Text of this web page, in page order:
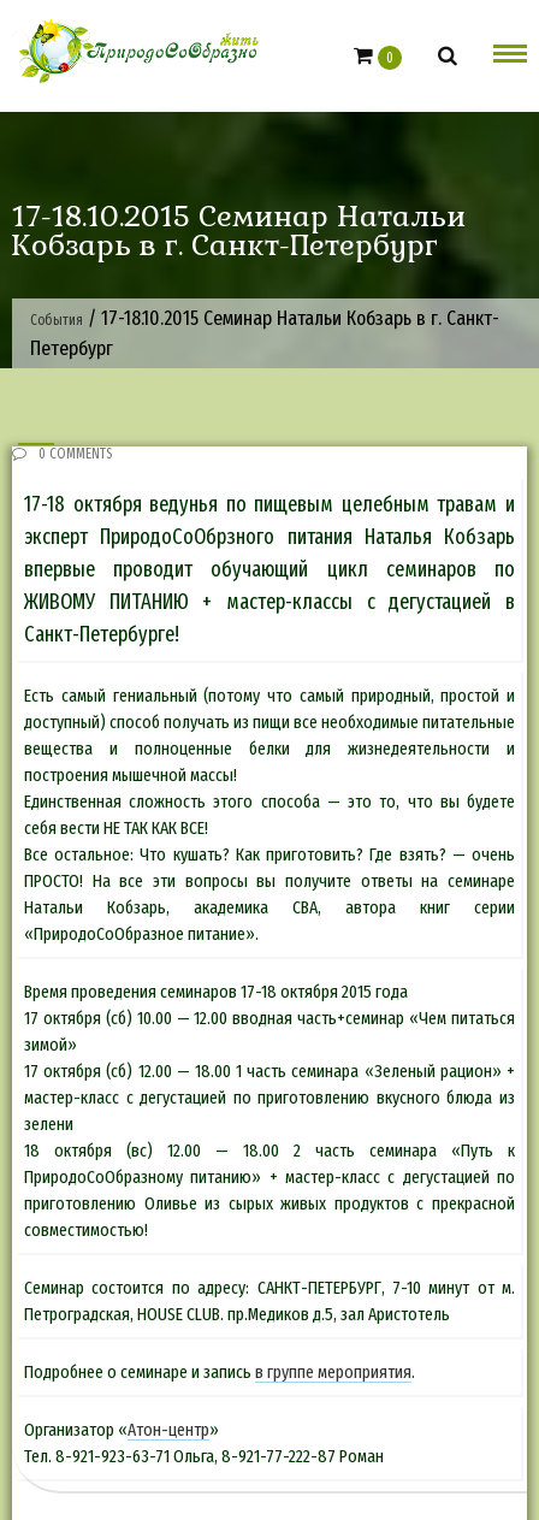
content
0
17-18.10.2015 Семинар Натальи
Кобзарь в г. Санкт-Петербург
События / 17-18.10.2015 Семинар Натальи Кобзарь в г. Санкт-
Петербург
0 COMMENTS
17-18 октября ведунья по пищевым целебным травам и
эксперт ПриродоСоОбрзного питания Наталья Кобзарь
впервые проводит обучающий цикл семинаров по
ЖИВОМУ ПИТАНИЮ + мастер-классы с дегустацией в
Санкт-Петербурге!
Есть самый гениальный (потому что самый природный, простой и
доступный) способ получать из пищи все необходимые питательные
вещества и полноценные белки для жизнедеятельности и
построения мышечной массы!
Единственная сложность этого способа — это то, что вы будете
себя вести НЕ ТАК КАК ВСЕ!
Все остальное: Что кушать? Как приготовить? Где взять? — очень
ПРОСТО! На все эти вопросы вы получите ответы на семинаре
Натальи Кобзарь, академика СВА, автора книг серии
«ПриродоСоОбразное питание».
Время проведения семинаров 17-18 октября 2015 года
17 октября (сб) 10.00 — 12.00 вводная часть+семинар «Чем питаться
зимой»
17 октября (сб) 12.00 — 18.00 1 часть семинара «Зеленый рацион» +
мастер-класс с дегустацией по приготовлению вкусного блюда из
зелени
18 октября (вс) 12.00 — 18.00 2 часть семинара «Путь к
ПриродоСоОбразному питанию» + мастер-класс с дегустацией по
приготовлению Оливье из сырых живых продуктов с прекрасной
совместимостью!
Семинар состоится по адресу: САНКТ-ПЕТЕРБУРГ, 7-10 минут от м.
Петроградская, HOUSE СLUB. пр.Медиков д.5, зал Аристотель
Подробнее о семинаре и запись в группе мероприятия.
Организатор «Атон-центр»
Тел. 8-921-923-63-71 Ольга, 8-921-77-222-87 Роман